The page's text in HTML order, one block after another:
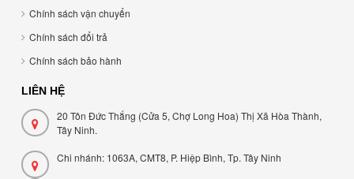
Chính sách vận chuyển
Chính sách đổi trả
Chính sách bảo hành
LIÊN HỆ
20 Tôn Đức Thắng (Cửa 5, Chợ Long Hoa) Thị Xã Hòa Thành,
Tây Ninh.
Chi nhánh: 1063A, CMT8, P. Hiệp Bình, Tp. Tây Ninh